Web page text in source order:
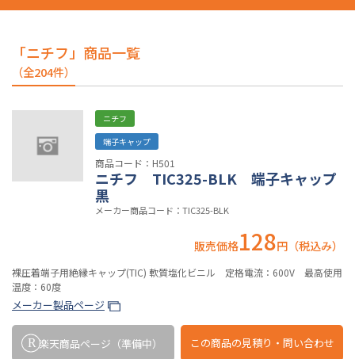
「ニチフ」商品一覧
（全204件）
ニチフ
端子キャップ
商品コード：H501
ニチフ TIC325-BLK 端子キャップ
黒
メーカー商品コード：TIC325-BLK
販売価格128円（税込み）
裸圧着端子用絶縁キャップ(TIC) 軟質塩化ビニル 定格電流：600V 最高使用
温度：60度
メーカー製品ページ
楽天商品ページ （準備中） この商品の見積り・問い合わせ